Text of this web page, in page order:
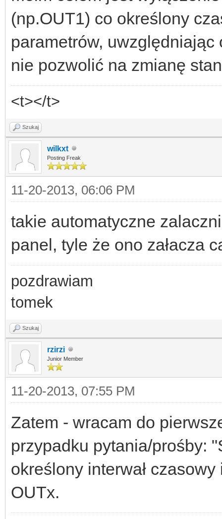
(np.OUT1) co określony
parametrów,
nie pozwolić na zmianę
<t></t>
Szukaj
wilkxt
Posting Freak
11-20-2013, 06:06 PM
takie automatyczne
panel, tyle że ono załacza
pozdrawiam
tomek
Szukaj
rzirzi
Junior Member
11-20-2013, 07:55 PM
Zatem - wracam do
przypadku pytania/prośby:
określony interwał
OUTx.